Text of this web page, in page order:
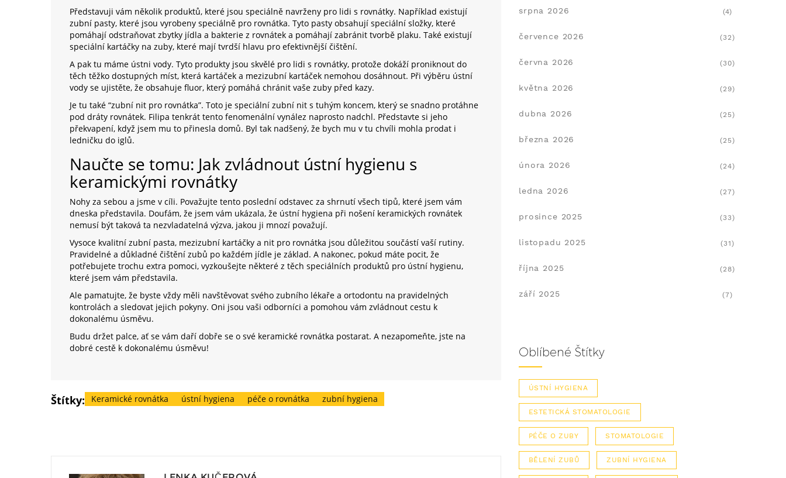
Představuji vám několik produktů, které jsou speciálně navrženy pro lidi s rovnátky. Například existují
zubní pasty, které jsou vyrobeny speciálně pro rovnátka. Tyto pasty obsahují speciální složky, které
pomáhají odstraňovat zbytky jídla a bakterie z rovnátek a pomáhají zabránit tvorbě plaku. Také existují
speciální kartáčky na zuby, které mají tvrdší hlavu pro efektivnější čištění.
A pak tu máme ústni vody. Tyto produkty jsou skvělé pro lidi s rovnátky, protože dokáží proniknout do
těch těžko dostupných míst, která kartáček a mezizubní kartáček nemohou dosáhnout. Při výběru ústní
vody se ujistěte, že obsahuje fluor, který pomáhá chránit vaše zuby před kazy.
Je tu také “zubní nit pro rovnátka”. Toto je speciální zubní nit s tuhým koncem, který se snadno protáhne
pod dráty rovnátek. Filipa tenkrát tento fenomenální vynález naprosto nadchl. Představte si jeho
překvapení, když jsem mu to přinesla domů. Byl tak nadšený, že bych mu v tu chvíli mohla prodat i
ledničku do iglů.
Naučte se tomu: Jak zvládnout ústní hygienu s
keramickými rovnátky
Nohy za sebou a jsme v cíli. Považujte tento poslední odstavec za shrnutí všech tipů, které jsem vám
dneska představila. Doufám, že jsem vám ukázala, že ústní hygiena při nošení keramických rovnátek
nemusí být taková ta nezvladatelná výzva, jakou ji mnozí považují.
Vysoce kvalitní zubní pasta, mezizubní kartáčky a nit pro rovnátka jsou důležitou součástí vaší rutiny.
Pravidelné a důkladné čištění zubů po každém jídle je základ. A nakonec, pokud máte pocit, že
potřebujete trochu extra pomoci, vyzkoušejte některé z těch speciálních produktů pro ústní hygienu,
které jsem vám představila.
Ale pamatujte, že byste vždy měli navštěvovat svého zubního lékaře a ortodontu na pravidelných
kontrolách a sledovat jejich pokyny. Oni jsou vaši odborníci a pomohou vám zvládnout cestu k
dokonalému úsměvu.
Budu držet palce, ať se vám daří dobře se o své keramické rovnátka postarat. A nezapomeňte, jste na
dobré cestě k dokonalému úsměvu!
Štítky: Keramické rovnátka ústní hygiena péče o rovnátka zubní hygiena
srpna 2026 (4)
července 2026 (32)
června 2026 (30)
května 2026 (29)
dubna 2026 (25)
března 2026 (25)
února 2026 (24)
ledna 2026 (27)
prosince 2025 (33)
listopadu 2025 (31)
října 2025 (28)
září 2025 (7)
Oblíbené Štítky
ÚSTNÍ HYGIENA
ESTETICKÁ STOMATOLOGIE
PÉČE O ZUBY STOMATOLOGIE
BĚLENÍ ZUBŮ ZUBNÍ HYGIENA